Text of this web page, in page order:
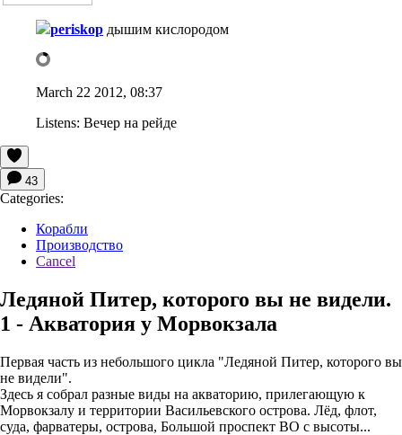
periskop дышим кислородом
March 22 2012, 08:37
Listens: Вечер на рейде
43
Categories:
Корабли
Производство
Cancel
Ледяной Питер, которого вы не видели.
1 - Акватория у Морвокзала
Первая часть из небольшого цикла "Ледяной Питер, которого вы
не видели".
Здесь я собрал разные виды на акваторию, прилегающую к
Морвокзалу и территории Васильевского острова. Лёд, флот,
суда, фарватеры, острова, Большой проспект ВО с высоты...